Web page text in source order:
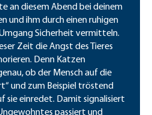
an diesem Abend bei deinem
und ihm durch einen ruhigen
Sicherheit vermitteln.
Zeit die Angst des Tieres
Denn Katzen
ob der Mensch auf die
und zum Beispiel tröstend
sie einredet. Damit signalisiert
passiert und